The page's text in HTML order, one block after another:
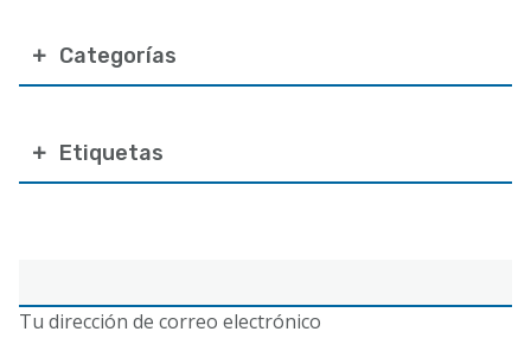
electrónico
Tu dirección de correo electrónico
Categorías
Etiquetas